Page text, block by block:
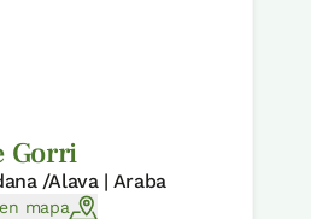
Gorri
/Alava | Araba
mapa